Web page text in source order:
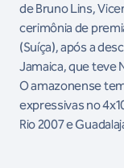
de Bruno Lins,
cerimônia de
(Suíça), após a
Jamaica, que teve
O amazonense
expressivas no
Rio 2007 e